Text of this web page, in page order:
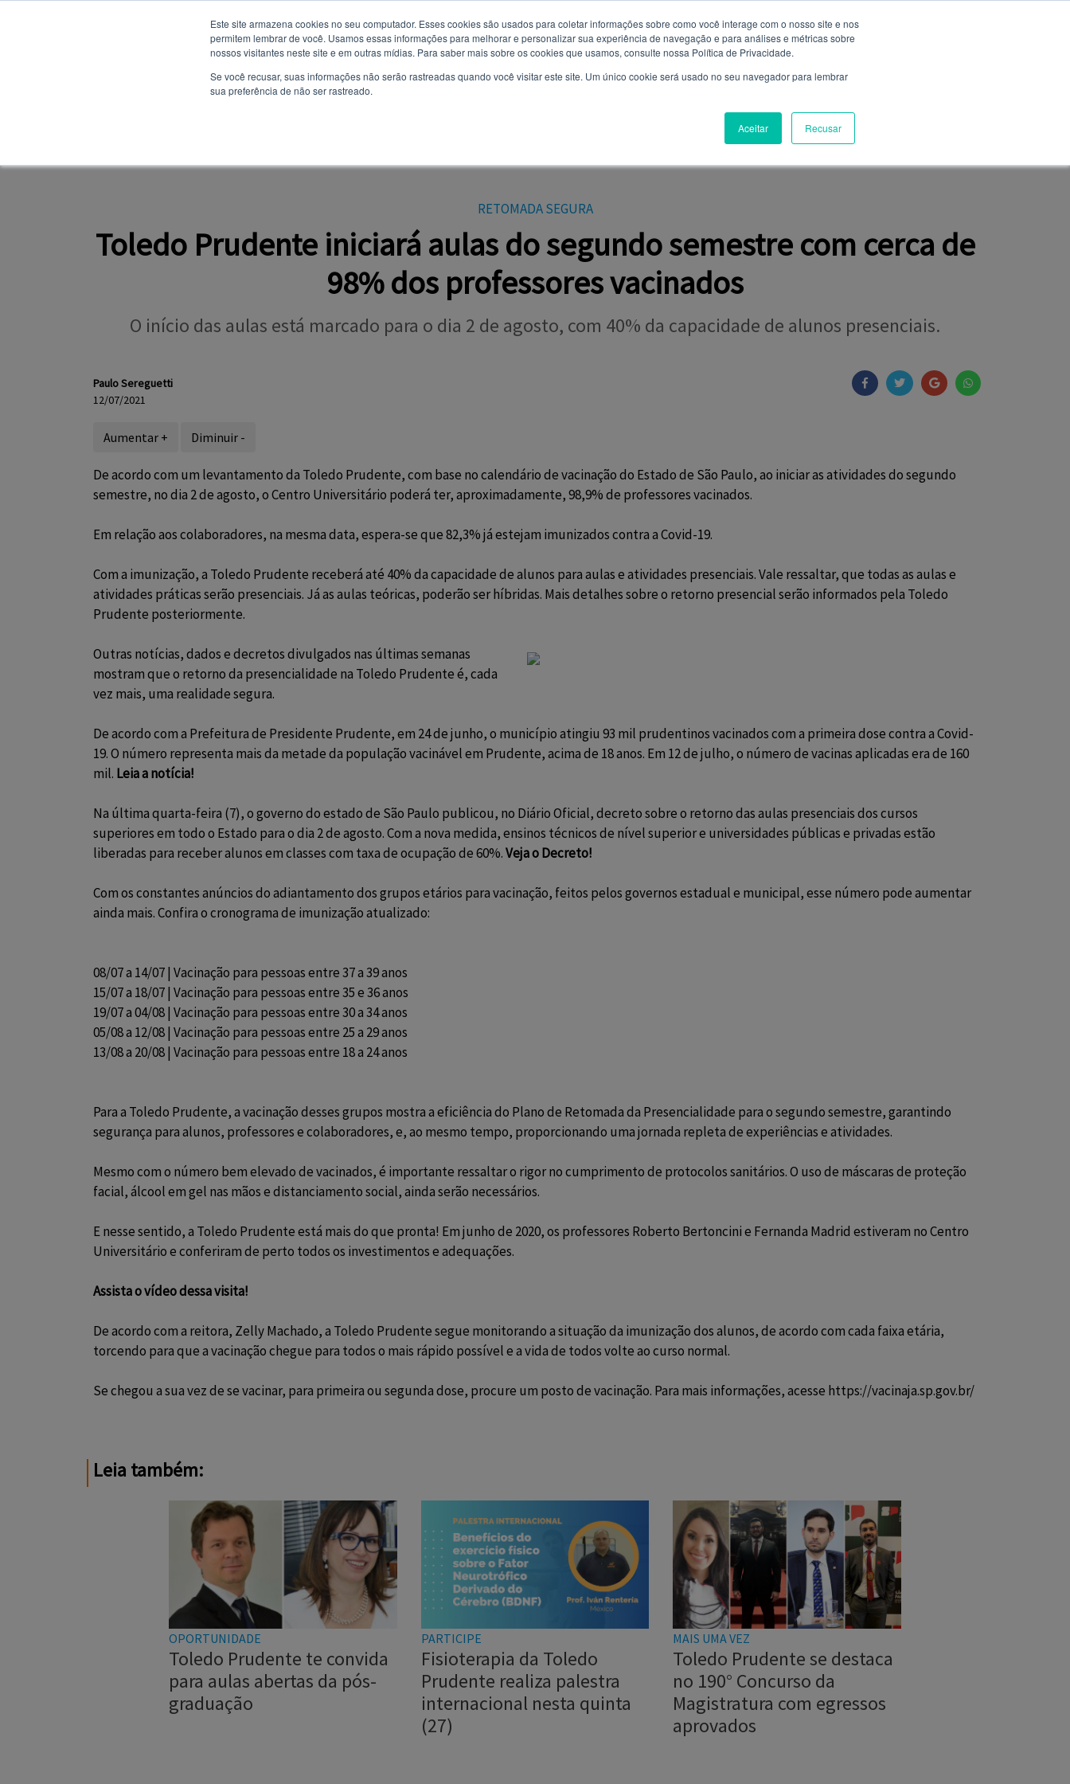
Este site armazena cookies no seu computador. Esses cookies são usados ​​para coletar informações sobre como você interage com o nosso site e nos
permitem lembrar de você. Usamos essas informações para melhorar e personalizar sua experiência de navegação e para análises e métricas sobre
nossos visitantes neste site e em outras mídias. Para saber mais sobre os cookies que usamos, consulte nossa Política de Privacidade.
Se você recusar, suas informações não serão rastreadas quando você visitar este site. Um único cookie será usado no seu navegador para lembrar
sua preferência de não ser rastreado.
Aceitar Recusar
NOTÍCIAS
6 de agosto de 2026
OPINIÃO FALE CONOSCO CLUBE DE SERVIÇOS
RETOMADA SEGURA
Toledo Prudente iniciará aulas do segundo semestre com cerca de
98% dos professores vacinados
O início das aulas está marcado para o dia 2 de agosto, com 40% da capacidade de alunos presenciais.
Paulo Sereguetti
12/07/2021
Aumentar + Diminuir -
De acordo com um levantamento da Toledo Prudente, com base no calendário de vacinação do Estado de São Paulo, ao iniciar as atividades do segundo
semestre, no dia 2 de agosto, o Centro Universitário poderá ter, aproximadamente, 98,9% de professores vacinados.
Em relação aos colaboradores, na mesma data, espera-se que 82,3% já estejam imunizados contra a Covid-19.
Com a imunização, a Toledo Prudente receberá até 40% da capacidade de alunos para aulas e atividades presenciais. Vale ressaltar, que todas as aulas e
atividades práticas serão presenciais. Já as aulas teóricas, poderão ser híbridas. Mais detalhes sobre o retorno presencial serão informados pela Toledo
Prudente posteriormente.
Outras notícias, dados e decretos divulgados nas últimas semanas
mostram que o retorno da presencialidade na Toledo Prudente é, cada
vez mais, uma realidade segura.
De acordo com a Prefeitura de Presidente Prudente, em 24 de junho, o município atingiu 93 mil prudentinos vacinados com a primeira dose contra a Covid-
19. O número representa mais da metade da população vacinável em Prudente, acima de 18 anos. Em 12 de julho, o número de vacinas aplicadas era de 160
mil. Leia a notícia!
Na última quarta-feira (7), o governo do estado de São Paulo publicou, no Diário Oficial, decreto sobre o retorno das aulas presenciais dos cursos
superiores em todo o Estado para o dia 2 de agosto. Com a nova medida, ensinos técnicos de nível superior e universidades públicas e privadas estão
liberadas para receber alunos em classes com taxa de ocupação de 60%.Veja o Decreto!
Com os constantes anúncios do adiantamento dos grupos etários para vacinação, feitos pelos governos estadual e municipal, esse número pode aumentar
ainda mais. Confira o cronograma de imunização atualizado:
08/07 a 14/07 | Vacinação para pessoas entre 37 a 39 anos
15/07 a 18/07 | Vacinação para pessoas entre 35 e 36 anos
19/07 a 04/08 | Vacinação para pessoas entre 30 a 34 anos
05/08 a 12/08 | Vacinação para pessoas entre 25 a 29 anos
13/08 a 20/08 | Vacinação para pessoas entre 18 a 24 anos
Para a Toledo Prudente, a vacinação desses grupos mostra a eficiência do Plano de Retomada da Presencialidade para o segundo semestre, garantindo
segurança para alunos, professores e colaboradores, e, ao mesmo tempo, proporcionando uma jornada repleta de experiências e atividades.
Mesmo com o número bem elevado de vacinados, é importante ressaltar o rigor no cumprimento de protocolos sanitários. O uso de máscaras de proteção
facial, álcool em gel nas mãos e distanciamento social, ainda serão necessários.
E nesse sentido, a Toledo Prudente está mais do que pronta! Em junho de 2020, os professores Roberto Bertoncini e Fernanda Madrid estiveram no Centro
Universitário e conferiram de perto todos os investimentos e adequações.
Assista o vídeo dessa visita!
De acordo com a reitora, Zelly Machado, a Toledo Prudente segue monitorando a situação da imunização dos alunos, de acordo com cada faixa etária,
torcendo para que a vacinação chegue para todos o mais rápido possível e a vida de todos volte ao curso normal.
Se chegou a sua vez de se vacinar, para primeira ou segunda dose, procure um posto de vacinação. Para mais informações, acesse https://vacinaja.sp.gov.br/
Leia também:
OPORTUNIDADE
Toledo Prudente te convida
para aulas abertas da pós-
graduação
PARTICIPE
Fisioterapia da Toledo
Prudente realiza palestra
internacional nesta quinta
(27)
MAIS UMA VEZ
Toledo Prudente se destaca
no 190° Concurso da
Magistratura com egressos
aprovados
Você quer receber notificações e não perder nenhuma notícia
importante?